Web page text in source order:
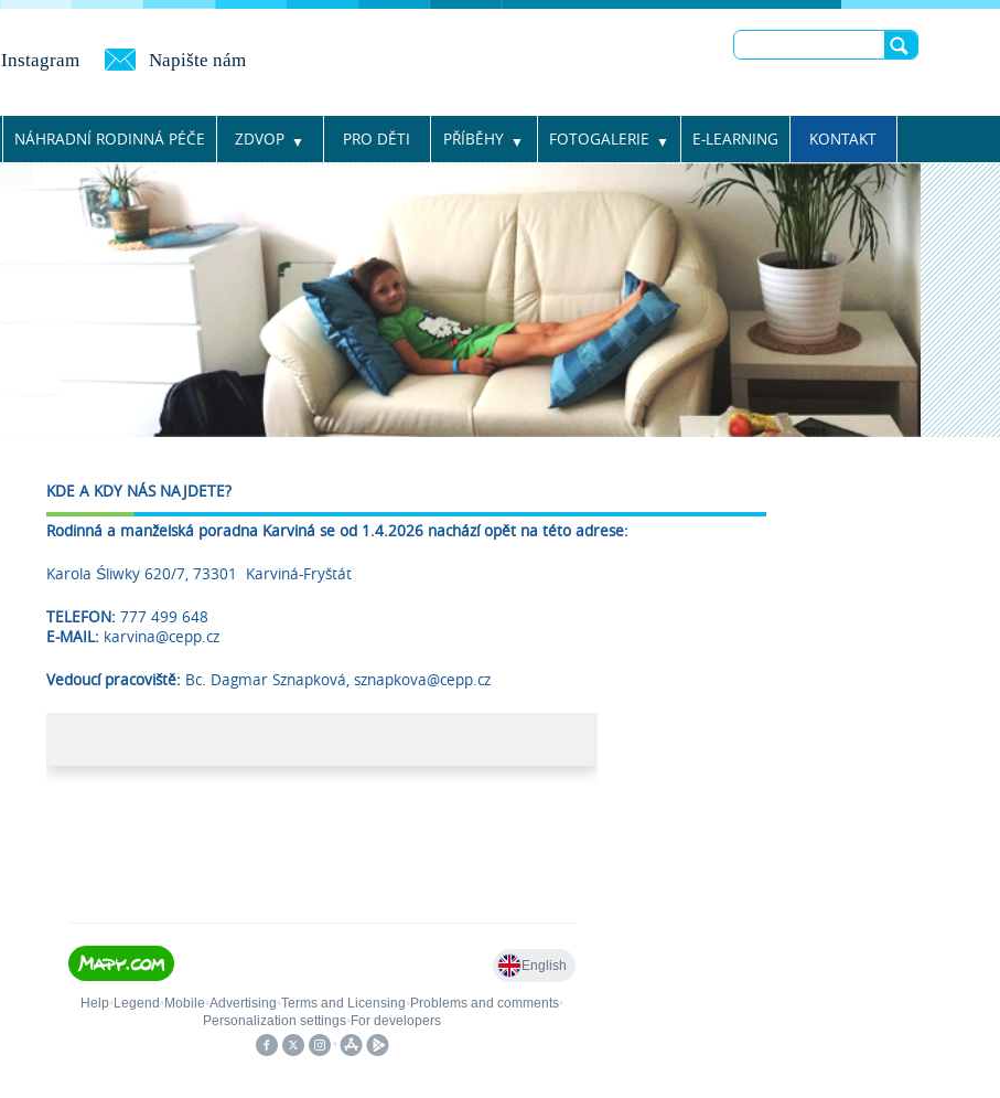
Instagram Napište nám
NÁHRADNÍ RODINNÁ PÉČE ZDVOP PRO DĚTI PŘÍBĚHY FOTOGALERIE E-LEARNING KONTAKT
KDE A KDY NÁS NAJDETE?
Rodinná a manželská poradna Karviná se od 1.4.2026 nachází opět na této adrese:
Karola Śliwky 620/7, 73301 Karviná-Fryštát
TELEFON: 777 499 648
E-MAIL: karvina@cepp.cz
Vedoucí pracoviště: Bc. Dagmar Sznapková, sznapkova@cepp.cz